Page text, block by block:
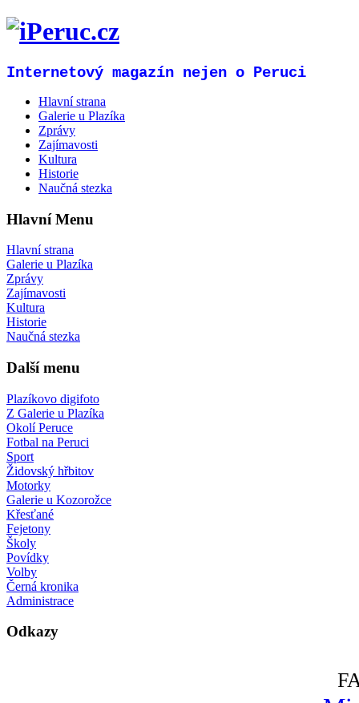
Internetový magazín nejen o Peruci
Hlavní strana
Galerie u Plazíka
Zprávy
Zajímavosti
Kultura
Historie
Naučná stezka
Hlavní Menu
Hlavní strana
Galerie u Plazíka
Zprávy
Zajímavosti
Kultura
Historie
Naučná stezka
Další menu
Plazíkovo digifoto
Z Galerie u Plazíka
Okolí Peruce
Fotbal na Peruci
Sport
Židovský hřbitov
Motorky
Galerie u Kozorožce
Křesťané
Fejetony
Školy
Povídky
Volby
Černá kronika
Administrace
Odkazy